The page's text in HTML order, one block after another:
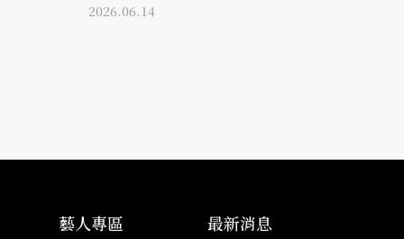
2026.06.14
藝人專區
最新消息